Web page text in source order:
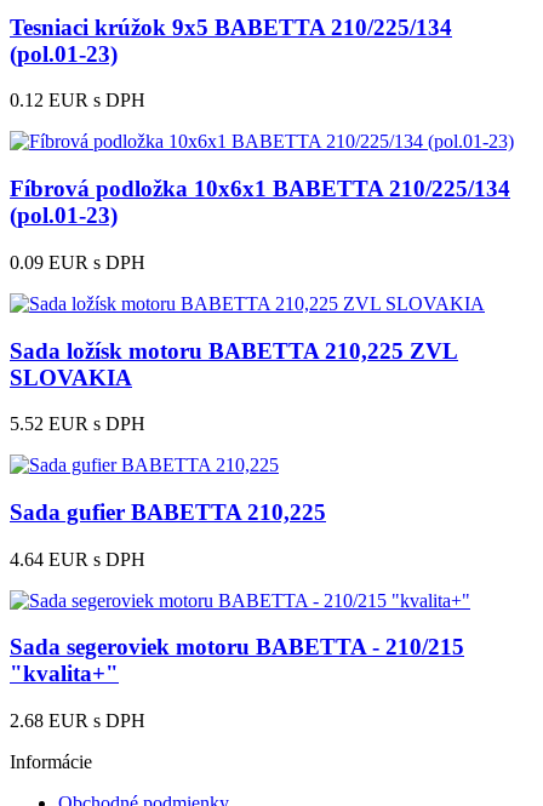
Tesniaci krúžok 9x5 BABETTA 210/225/134
(pol.01-23)
0.12 EUR s DPH
Fíbrová podložka 10x6x1 BABETTA 210/225/134
(pol.01-23)
0.09 EUR s DPH
Sada ložísk motoru BABETTA 210,225 ZVL
SLOVAKIA
5.52 EUR s DPH
Sada gufier BABETTA 210,225
4.64 EUR s DPH
Sada segeroviek motoru BABETTA - 210/215
"kvalita+"
2.68 EUR s DPH
Informácie